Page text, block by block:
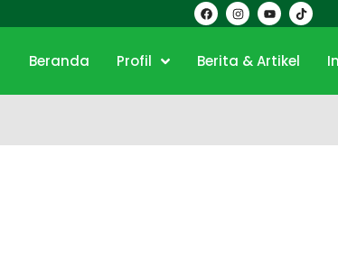
Beranda Profil Berita & Artikel